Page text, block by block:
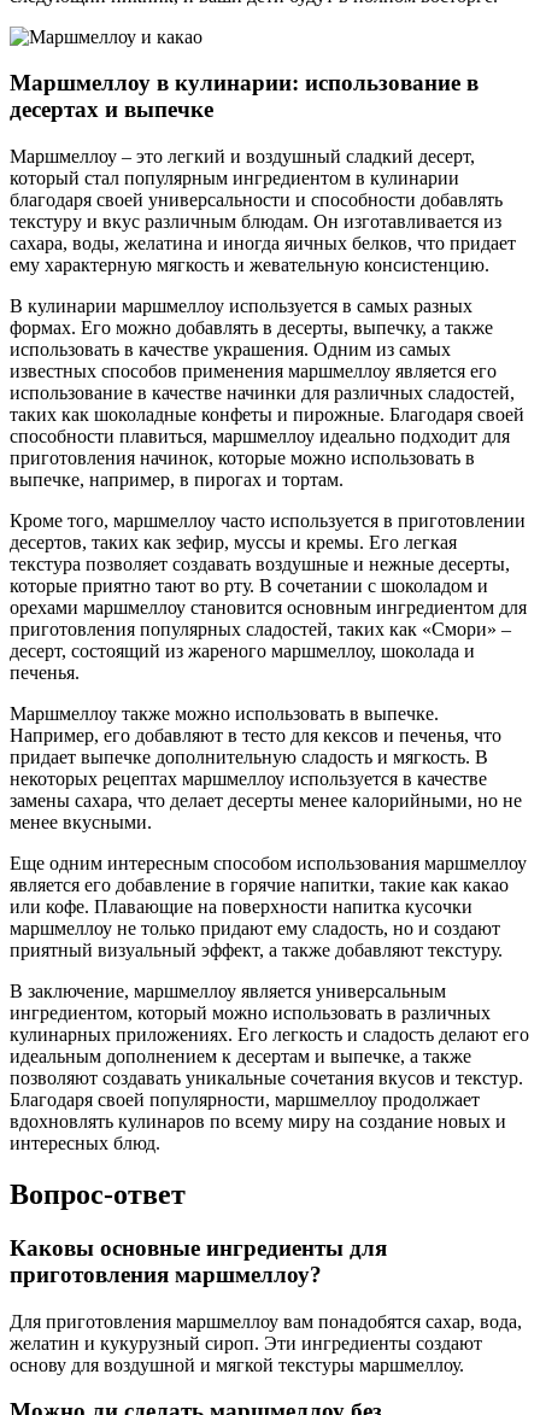
Маршмеллоу в кулинарии: использование в
десертах и выпечке
Маршмеллоу – это легкий и воздушный сладкий десерт,
который стал популярным ингредиентом в кулинарии
благодаря своей универсальности и способности добавлять
текстуру и вкус различным блюдам. Он изготавливается из
сахара, воды, желатина и иногда яичных белков, что придает
ему характерную мягкость и жевательную консистенцию.
В кулинарии маршмеллоу используется в самых разных
формах. Его можно добавлять в десерты, выпечку, а также
использовать в качестве украшения. Одним из самых
известных способов применения маршмеллоу является его
использование в качестве начинки для различных сладостей,
таких как шоколадные конфеты и пирожные. Благодаря своей
способности плавиться, маршмеллоу идеально подходит для
приготовления начинок, которые можно использовать в
выпечке, например, в пирогах и тортам.
Кроме того, маршмеллоу часто используется в приготовлении
десертов, таких как зефир, муссы и кремы. Его легкая
текстура позволяет создавать воздушные и нежные десерты,
которые приятно тают во рту. В сочетании с шоколадом и
орехами маршмеллоу становится основным ингредиентом для
приготовления популярных сладостей, таких как «Смори» –
десерт, состоящий из жареного маршмеллоу, шоколада и
печенья.
Маршмеллоу также можно использовать в выпечке.
Например, его добавляют в тесто для кексов и печенья, что
придает выпечке дополнительную сладость и мягкость. В
некоторых рецептах маршмеллоу используется в качестве
замены сахара, что делает десерты менее калорийными, но не
менее вкусными.
Еще одним интересным способом использования маршмеллоу
является его добавление в горячие напитки, такие как какао
или кофе. Плавающие на поверхности напитка кусочки
маршмеллоу не только придают ему сладость, но и создают
приятный визуальный эффект, а также добавляют текстуру.
В заключение, маршмеллоу является универсальным
ингредиентом, который можно использовать в различных
кулинарных приложениях. Его легкость и сладость делают его
идеальным дополнением к десертам и выпечке, а также
позволяют создавать уникальные сочетания вкусов и текстур.
Благодаря своей популярности, маршмеллоу продолжает
вдохновлять кулинаров по всему миру на создание новых и
интересных блюд.
Вопрос-ответ
Каковы основные ингредиенты для
приготовления маршмеллоу?
Для приготовления маршмеллоу вам понадобятся сахар, вода,
желатин и кукурузный сироп. Эти ингредиенты создают
основу для воздушной и мягкой текстуры маршмеллоу.